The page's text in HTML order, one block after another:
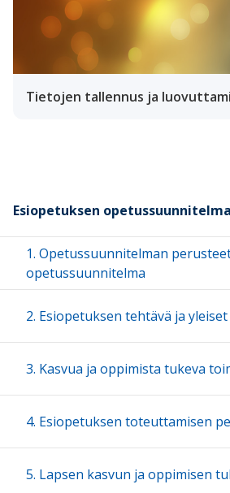
Tietojen tallennus ja
Esiopetuksen
1. Opetussuunnitelman
opetussuunnitelma
2. Esiopetuksen tehtävä ja
3. Kasvua ja oppimista tukeva
4. Esiopetuksen toteuttamisen
5. Lapsen kasvun ja oppimisen